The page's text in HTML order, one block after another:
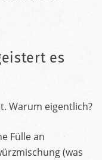
es
Warum eigentlich?
Fülle an
(was